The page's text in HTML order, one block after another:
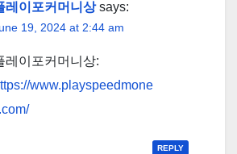
레이포커머니상 says:
19, 2024 at 2:44 am
레이포커머니상:
www.playspeedmone
REPLY